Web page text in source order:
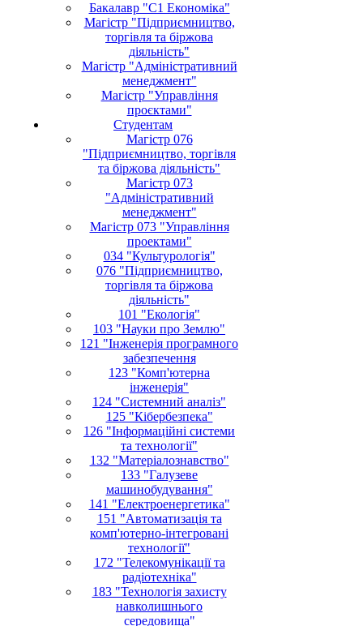
Бакалавр "С1 Економіка"
Магістр "Підприємництво,
торгівля та біржова
діяльність"
Магістр "Адміністративний
менеджмент"
Магістр "Управління
проєктами"
Студентам
Магістр 076
"Підприємництво, торгівля
та біржова діяльність"
Магістр 073
"Адміністративний
менеджмент"
Магістр 073 "Управління
проектами"
034 "Культурологія"
076 "Підприємництво,
торгівля та біржова
діяльність"
101 "Екологія"
103 "Науки про Землю"
121 "Інженерія програмного
забезпечення
123 "Комп'ютерна
інженерія"
124 "Системний аналіз"
125 "Кібербезпека"
126 "Інформаційні системи
та технології"
132 "Матеріалознавство"
133 "Галузеве
машинобудування"
141 "Електроенергетика"
151 "Автоматизація та
комп'ютерно-інтегровані
технології"
172 "Телекомунікації та
радіотехніка"
183 "Технологія захисту
навколишнього
середовища"